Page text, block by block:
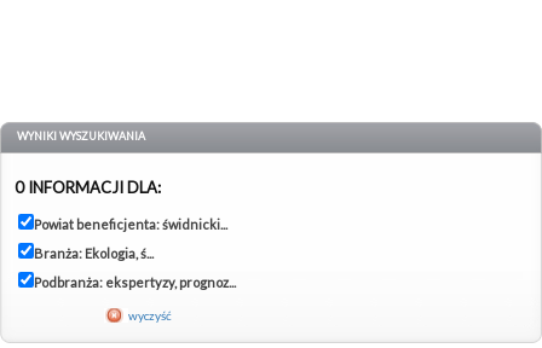
WYNIKI WYSZUKIWANIA
0 INFORMACJI DLA:
Powiat beneficjenta: świdnicki...
Branża: Ekologia, ś...
Podbranża: ekspertyzy, prognoz...
wyczyść